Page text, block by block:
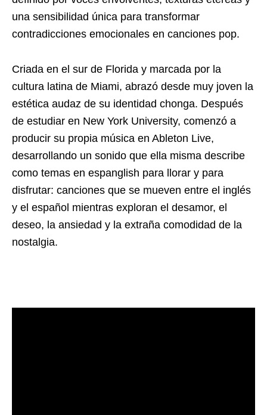
una sensibilidad única para transformar
contradicciones emocionales en canciones pop.
Criada en el sur de Florida y marcada por la
cultura latina de Miami, abrazó desde muy joven la
estética audaz de su identidad chonga. Después
de estudiar en New York University, comenzó a
producir su propia música en Ableton Live,
desarrollando un sonido que ella misma describe
como temas en espanglish para llorar y para
disfrutar: canciones que se mueven entre el inglés
y el español mientras exploran el desamor, el
deseo, la ansiedad y la extraña comodidad de la
nostalgia.